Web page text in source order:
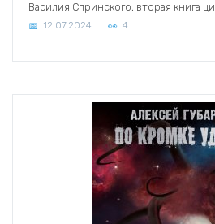
Василия Спринского, вторая книга
12.07.2024 4